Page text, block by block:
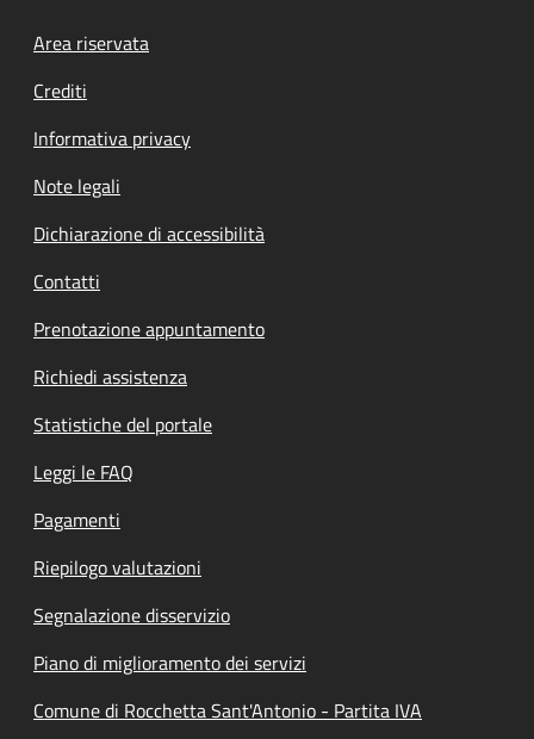
Footer menu
Area riservata
Crediti
Informativa privacy
Note legali
Dichiarazione di accessibilità
Contatti
Prenotazione appuntamento
Richiedi assistenza
Statistiche del portale
Leggi le FAQ
Pagamenti
Riepilogo valutazioni
Segnalazione disservizio
Piano di miglioramento dei servizi
Comune di Rocchetta Sant'Antonio - Partita IVA